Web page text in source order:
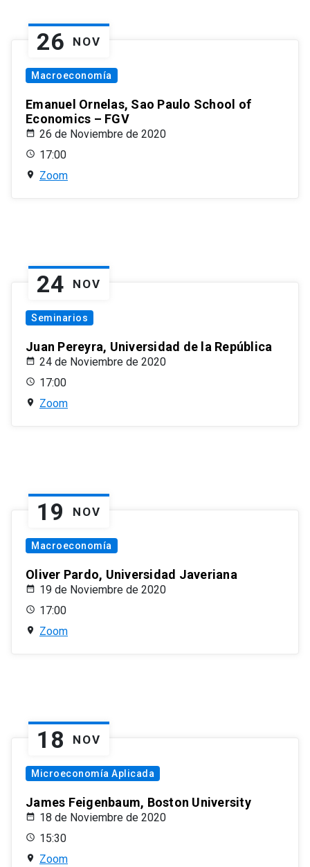
26 NOV
Macroeconomía
Emanuel Ornelas, Sao Paulo School of
Economics – FGV
26 de Noviembre de 2020
17:00
Zoom
24 NOV
Seminarios
Juan Pereyra, Universidad de la República
24 de Noviembre de 2020
17:00
Zoom
19 NOV
Macroeconomía
Oliver Pardo, Universidad Javeriana
19 de Noviembre de 2020
17:00
Zoom
18 NOV
Microeconomía Aplicada
James Feigenbaum, Boston University
18 de Noviembre de 2020
15:30
Zoom